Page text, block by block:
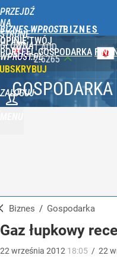
PRZEJDŹ
NA
STRONĘ
GŁÓWNĄ
WPROST.PL
BIZNES WPROST
OPINIE TWÓJ
PORTFEL GOSPODARKA
ZALOGUJ
100 JPY
2.3565
GOSPODARKA
Biznes / Gospodarka
Gaz łupkowy
22 września 2012 18:05 / 22